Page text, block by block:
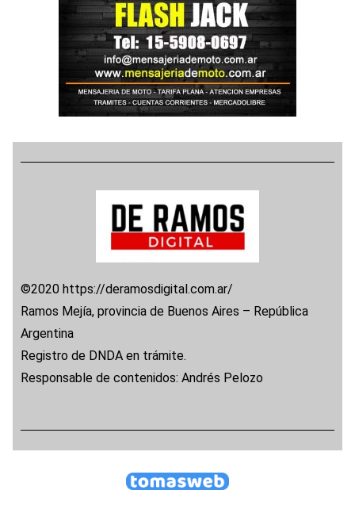
©2020 https://deramosdigital.com.ar/
Ramos Mejía, provincia de Buenos Aires – República
Argentina
Registro de DNDA en trámite.
Responsable de contenidos: Andrés Pelozo